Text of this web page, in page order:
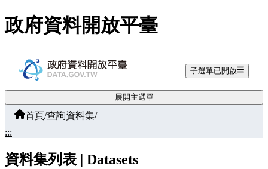
跳至主要內容
政府資料開放平臺
子選單已開啟
展開主選單
首頁/查詢資料集/
:::
資料集列表 | Datasets